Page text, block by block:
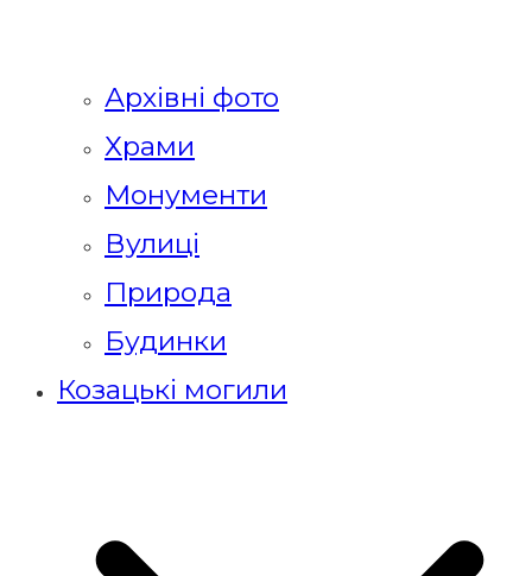
Архівні фото
Храми
Монументи
Вулиці
Природа
Будинки
Козацькі могили